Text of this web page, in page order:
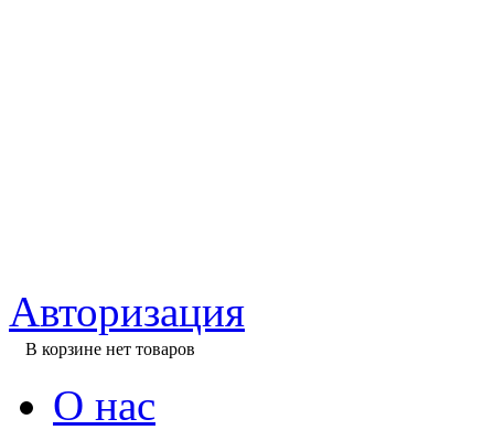
Авторизация
В корзине нет товаров
О нас